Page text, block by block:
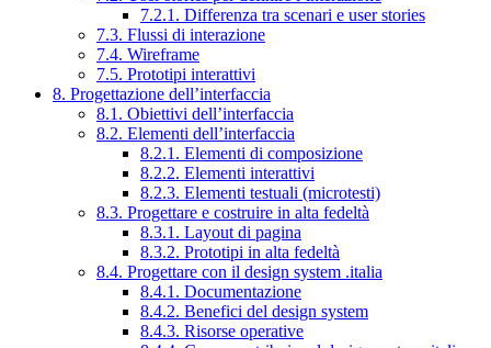
7.2.1. Differenza tra scenari e user stories
7.3. Flussi di interazione
7.4. Wireframe
7.5. Prototipi interattivi
8. Progettazione dell’interfaccia
8.1. Obiettivi dell’interfaccia
8.2. Elementi dell’interfaccia
8.2.1. Elementi di composizione
8.2.2. Elementi interattivi
8.2.3. Elementi testuali (microtesti)
8.3. Progettare e costruire in alta fedeltà
8.3.1. Layout di pagina
8.3.2. Prototipi in alta fedeltà
8.4. Progettare con il design system .italia
8.4.1. Documentazione
8.4.2. Benefici del design system
8.4.3. Risorse operative